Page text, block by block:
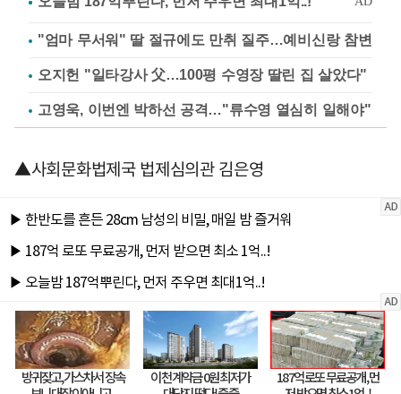
"엄마 무서워" 딸 절규에도 만취 질주…예비신랑 참변
오지헌 "일타강사 父…100평 수영장 딸린 집 살았다"
고영욱, 이번엔 박하선 공격…"류수영 열심히 일해야"
▲사회문화법제국 법제심의관 김은영